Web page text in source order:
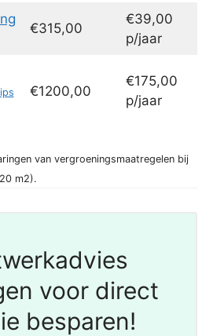
€315,00
€39,00
p/jaar
€1200,00
€175,00
p/jaar
van vergroeningsmaatregelen bij
m2).
voor direct
besparen!